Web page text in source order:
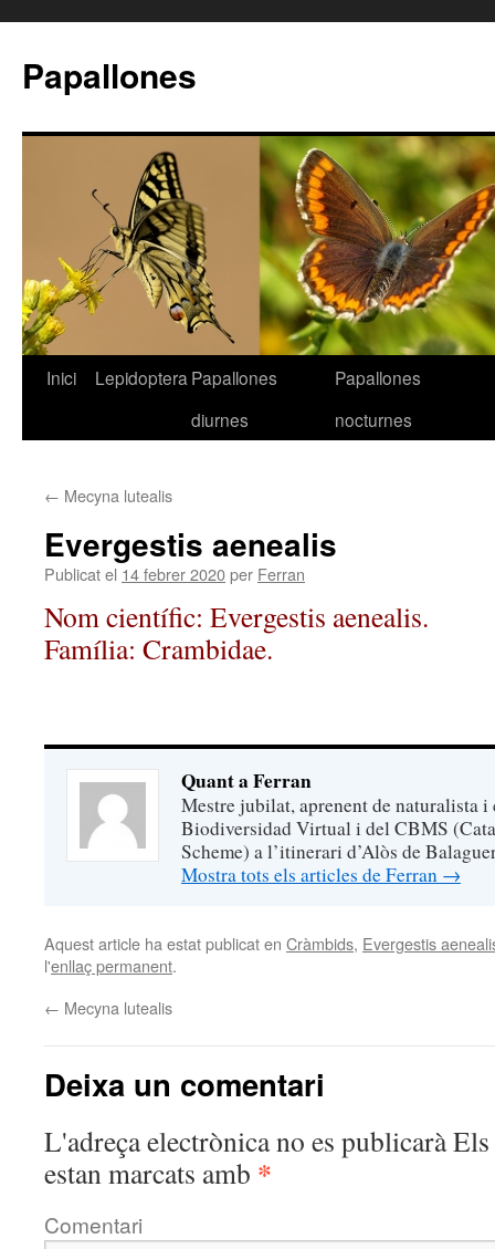
Papallones
Vés
Inici Lepidoptera Papallones
diurnes
Papallones
nocturnes
← Mecyna lutealis
Evergestis aenealis
Publicat el 14 febrer 2020per Ferran
Nom científic: Evergestis aenealis.
Família: Crambidae.
Quant a Ferran
Mestre jubilat, aprenent de naturalista i
Biodiversidad Virtual i del CBMS
Scheme) a l’itinerari d’Alòs de
Mostra tots els articles de Ferran →
Aquest article ha estat publicat en Cràmbids, Evergestis
l'enllaç permanent.
← Mecyna lutealis
Deixa un comentari
L'adreça electrònica no es publicaràEls
estan marcats amb *
Comentari